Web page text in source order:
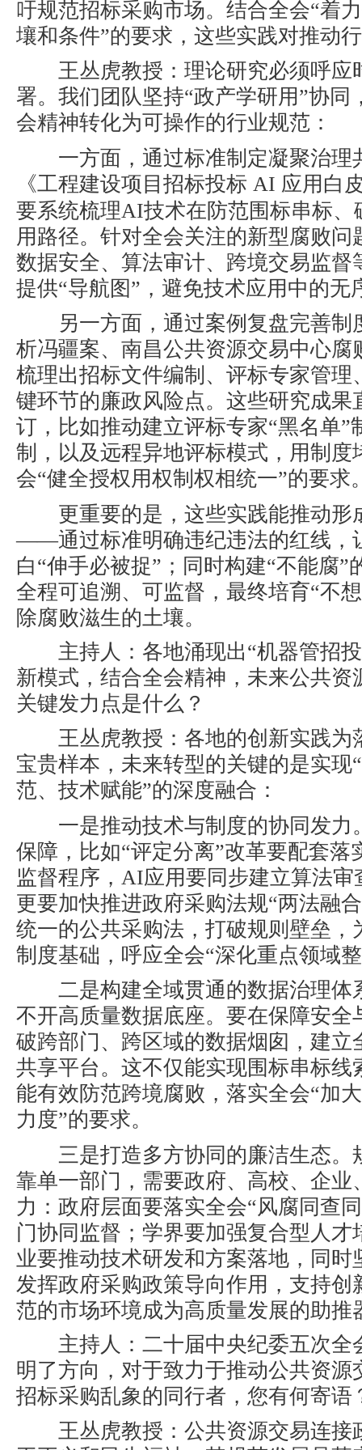
吁规范招标采购市场。结合全会“着
壤和条件”的要求，这些实践对推动
王丛虎教授 ：理论研究必须呼
署。我们团队坚持“政产学研用”协同
会精神转化为可操作的行业规范：
一方面， 通过标准制定凝聚治理
《工程建设项目招标投标 AI 应用白
要系统梳理AI技术在防范围标串标
用路径。针对全会关注的新型腐败问
数据安全、算法审计、跨境交易监督
提供“导航图”，避免技术应用中的无
另一方面， 通过案例复盘完善制
析冯疆案、南昌公共资源交易中心腐
梳理出招标文件编制、评标专家管理
键环节的廉政风险点。这些研究成果
订，比如推动建立评标专家“黑名单”
制，以及远程异地评标模式，用制度
会“健全授权用权制权相统一”的要求
更重要的是，这些实践能推动形
——通过标准明确违纪违法的红线，
白“伸手必被捉”；同时构建“不能腐”
全程可追溯、可监督，最终培育“不
除腐败滋生的土壤。
主持人 ：各地涌现出“机器管招
新模式，结合全会精神，未来公共资
关键发力点是什么？
王丛虎教授 ：各地的创新实践
宝贵样本，未来转型的关键的是实现“
范、技术赋能”的深度融合：
一是推动技术与制度的协同发力
保障，比如“评定分离”改革要配套落
监督程序， AI应用要同步建立算法
更要加快推进政府采购法规“两法融
统一的公共采购法，打破规则壁垒，
制度基础，呼应全会“深化重点领域
二是构建全域贯通的数据治理体
不开高质量数据底座。要在保障安全
破跨部门、跨区域的数据烟囱，建立
共享平台。这不仅能实现围标串标线
能有效防范跨境腐败，落实全会“加
力度”的要求。
三是打造多方协同的廉洁生态。
靠单一部门，需要政府、高校、企业
力：政府层面要落实全会“风腐同查
门协同监督；学界要加强复合型人才
业要推动技术研发和方案落地，同时
发挥政府采购政策导向作用，支持创
范的市场环境成为高质量发展的助推
主持人 ：二十届中央纪委五次
明了方向，对于致力于推动公共资源
招标采购乱象的同行者，您有何寄语
王丛虎教授 ：公共资源交易连